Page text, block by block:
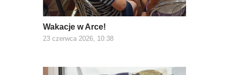
Wakacje w Arce!
23 czerwca 2026, 10:38